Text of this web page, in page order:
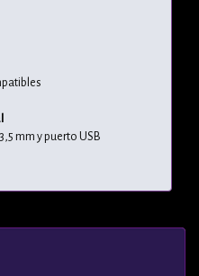
mm y puerto USB